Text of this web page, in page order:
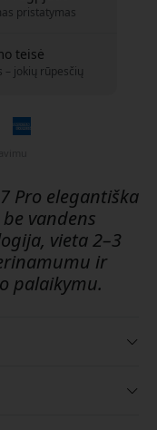
pristatymas
teisė
– jokių rūpesčių
Pro elegantiška
vandens
vieta 2–3
ir
palaikymu.